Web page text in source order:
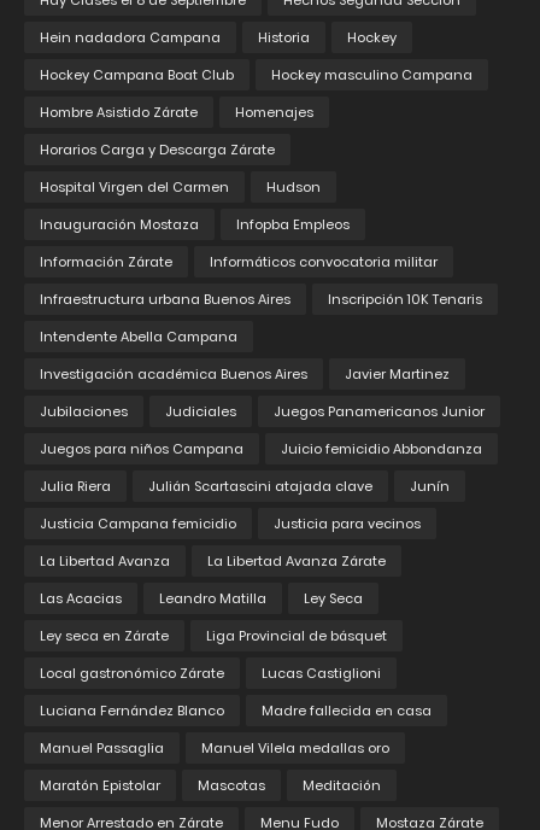
Hein nadadora Campana
Historia
Hockey
Hockey Campana Boat Club
Hockey masculino Campana
Hombre Asistido Zárate
Homenajes
Horarios Carga y Descarga Zárate
Hospital Virgen del Carmen
Hudson
Inauguración Mostaza
Infopba Empleos
Información Zárate
Informáticos convocatoria militar
Infraestructura urbana Buenos Aires
Inscripción 10K Tenaris
Intendente Abella Campana
Investigación académica Buenos Aires
Javier Martinez
Jubilaciones
Judiciales
Juegos Panamericanos Junior
Juegos para niños Campana
Juicio femicidio Abbondanza
Julia Riera
Julián Scartascini atajada clave
Junín
Justicia Campana femicidio
Justicia para vecinos
La Libertad Avanza
La Libertad Avanza Zárate
Las Acacias
Leandro Matilla
Ley Seca
Ley seca en Zárate
Liga Provincial de básquet
Local gastronómico Zárate
Lucas Castiglioni
Luciana Fernández Blanco
Madre fallecida en casa
Manuel Passaglia
Manuel Vilela medallas oro
Maratón Epistolar
Mascotas
Meditación
Menor Arrestado en Zárate
Menu Fudo Mostaza Zárate